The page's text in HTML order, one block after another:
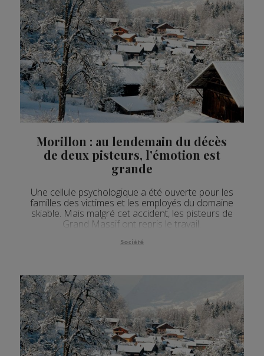
Morillon : au lendemain du décès
de deux pisteurs, l'émotion est
grande
Une cellule psychologique a été ouverte pour les
familles des victimes et les employés du domaine
skiable. Mais malgré cet accident, les pisteurs de
Grand Massif ont repris le travail.
Société